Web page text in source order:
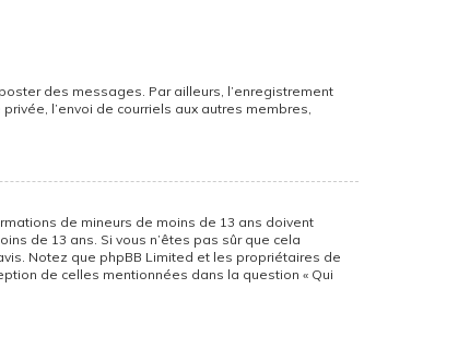
des messages. Par ailleurs, l’enregistrement
l’envoi de courriels aux autres membres,
de mineurs de moins de 13 ans doivent
de 13 ans. Si vous n’êtes pas sûr que cela
Notez que phpBB Limited et les propriétaires de
de celles mentionnées dans la question « Qui